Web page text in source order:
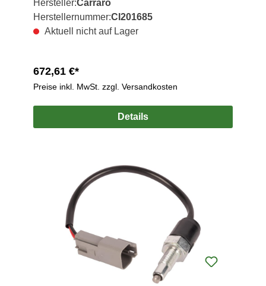
Hersteller:Carraro
Herstellernummer:CI201685
Aktuell nicht auf Lager
672,61 €*
Preise inkl. MwSt. zzgl. Versandkosten
Details